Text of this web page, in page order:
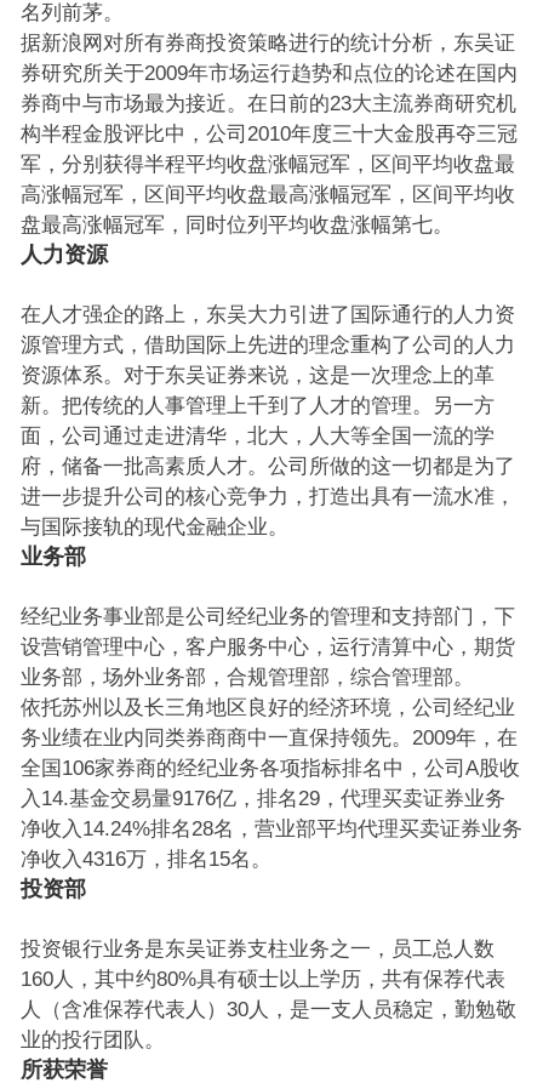
名列前茅。
据新浪网对所有券商投资策略进行的统计分析，东吴证
券研究所关于2009年市场运行趋势和点位的论述在国内
券商中与市场最为接近。在日前的23大主流券商研究机
构半程金股评比中，公司2010年度三十大金股再夺三冠
军，分别获得半程平均收盘涨幅冠军，区间平均收盘最
高涨幅冠军，区间平均收盘最高涨幅冠军，区间平均收
盘最高涨幅冠军，同时位列平均收盘涨幅第七。
人力资源
在人才强企的路上，东吴大力引进了国际通行的人力资
源管理方式，借助国际上先进的理念重构了公司的人力
资源体系。对于东吴证券来说，这是一次理念上的革
新。把传统的人事管理上千到了人才的管理。另一方
面，公司通过走进清华，北大，人大等全国一流的学
府，储备一批高素质人才。公司所做的这一切都是为了
进一步提升公司的核心竞争力，打造出具有一流水准，
与国际接轨的现代金融企业。
业务部
经纪业务事业部是公司经纪业务的管理和支持部门，下
设营销管理中心，客户服务中心，运行清算中心，期货
业务部，场外业务部，合规管理部，综合管理部。
依托苏州以及长三角地区良好的经济环境，公司经纪业
务业绩在业内同类券商商中一直保持领先。2009年，在
全国106家券商的经纪业务各项指标排名中，公司A股收
入14.基金交易量9176亿，排名29，代理买卖证券业务
净收入14.24%排名28名，营业部平均代理买卖证券业务
净收入4316万，排名15名。
投资部
投资银行业务是东吴证券支柱业务之一，员工总人数
160人，其中约80%具有硕士以上学历，共有保荐代表
人（含准保荐代表人）30人，是一支人员稳定，勤勉敬
业的投行团队。
所获荣誉